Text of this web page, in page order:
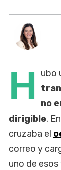
H ubo
no
dirigible.
cruzaba el
correo y
uno de